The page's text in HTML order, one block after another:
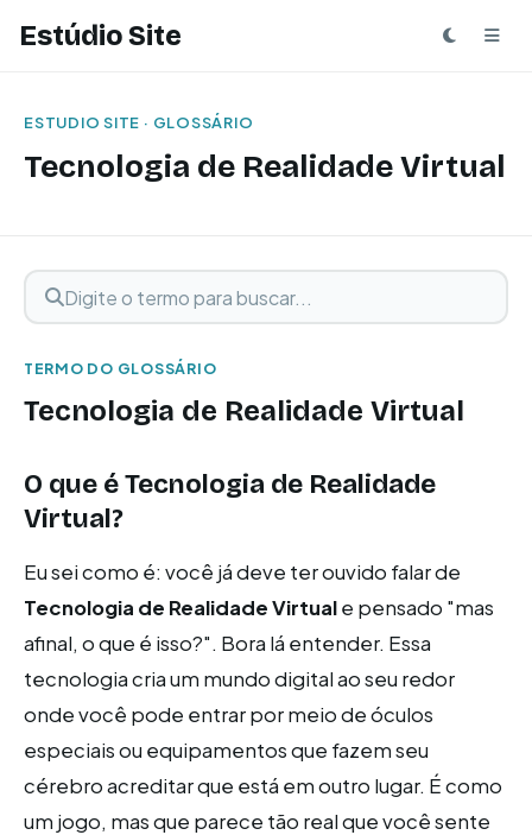
Estúdio Site
ESTUDIO SITE · GLOSSÁRIO
Tecnologia de Realidade Virtual
Buscar termo
Digite o termo para buscar
TERMO DO GLOSSÁRIO
Tecnologia de Realidade Virtual
O que é Tecnologia de Realidade
Virtual?
Eu sei como é: você já deve ter ouvido falar de
Tecnologia de Realidade Virtuale pensado "mas
afinal, o que é isso?". Bora lá entender. Essa
tecnologia cria um mundo digital ao seu redor
onde você pode entrar por meio de óculos
especiais ou equipamentos que fazem seu
cérebro acreditar que está em outro lugar. É como
um jogo, mas que parece tão real que você sente